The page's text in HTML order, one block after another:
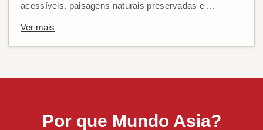
acessíveis, paisagens naturais preservadas e ...
Ver mais
Por que Mundo Asia?